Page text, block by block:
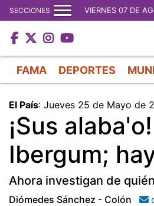
SECCIONES VIERNES 07 DE
FAMA DEPORTES
El País: Jueves 25 de Mayo de
¡Sus
Ibergum;
Ahora investigan de
Diómedes Sánchez - Colón